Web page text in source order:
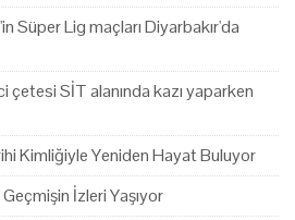
Süper Lig maçları Diyarbakır'da
SİT alanında kazı yaparken
Kimliğiyle Yeniden Hayat Buluyor
İzleri Yaşıyor